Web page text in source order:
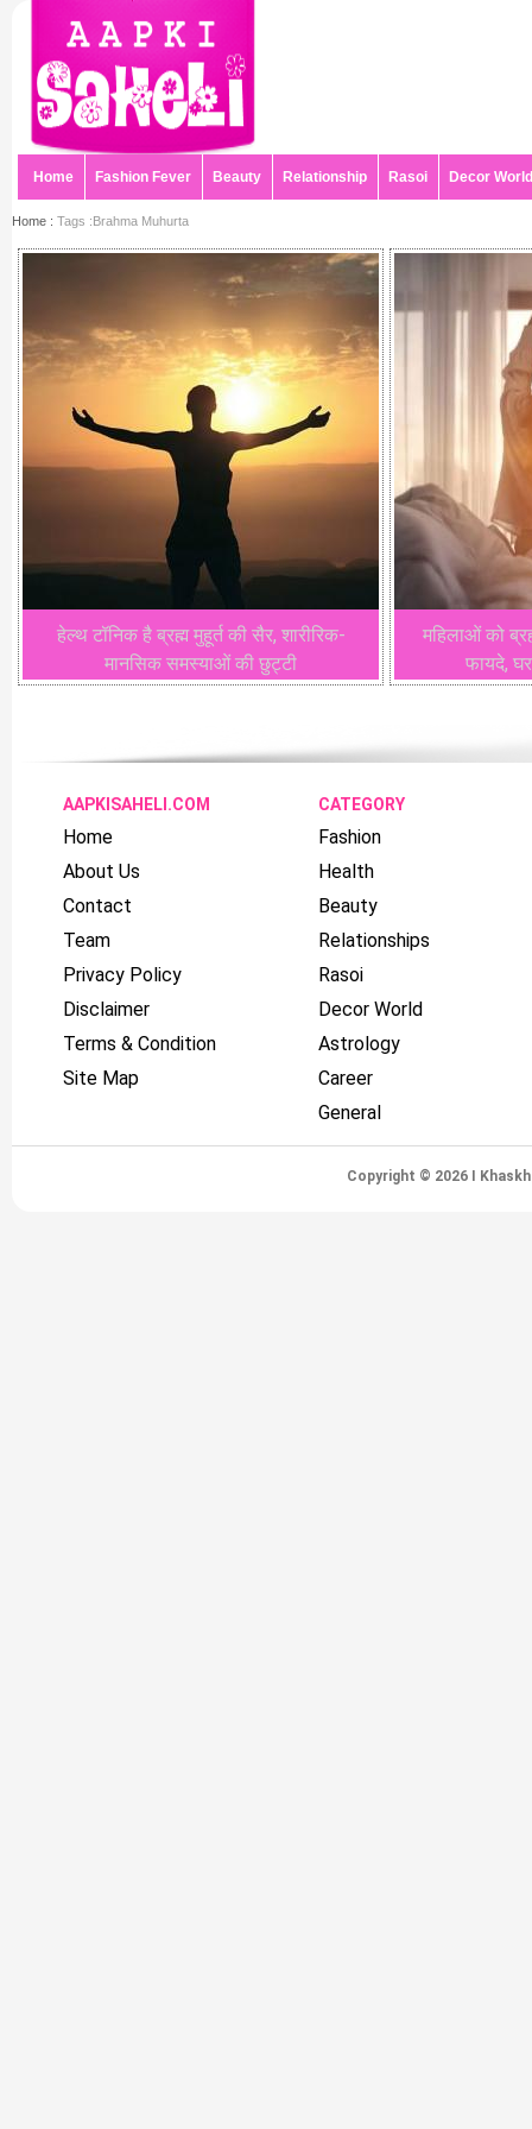
Home Fashion Fever Beauty Relationship Rasoi Decor World
Home : Tags :Brahma Muhurta
हेल्थ टॉनिक है ब्रह्म मुहूर्त की सैर, शारीरिक-
मानसिक समस्याओं की छुट्टी
महिलाओं को
फायदे, घर
AAPKISAHELI.COM
Home
About Us
Contact
Team
Privacy Policy
Disclaimer
Terms & Condition
Site Map
CATEGORY
Fashion
Health
Beauty
Relationships
Rasoi
Decor World
Astrology
Career
General
Copyright © 2026 I